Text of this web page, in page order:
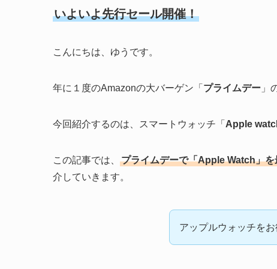
いよいよ先行セール開催！
こんにちは、ゆうです。
年に１度のAmazonの大バーゲン「 プライムデー 」
今回紹介するのは、スマートウォッチ「 Apple
この記事では、 プライムデーで「Apple Watch」
介していきます。
アップルウォッチを